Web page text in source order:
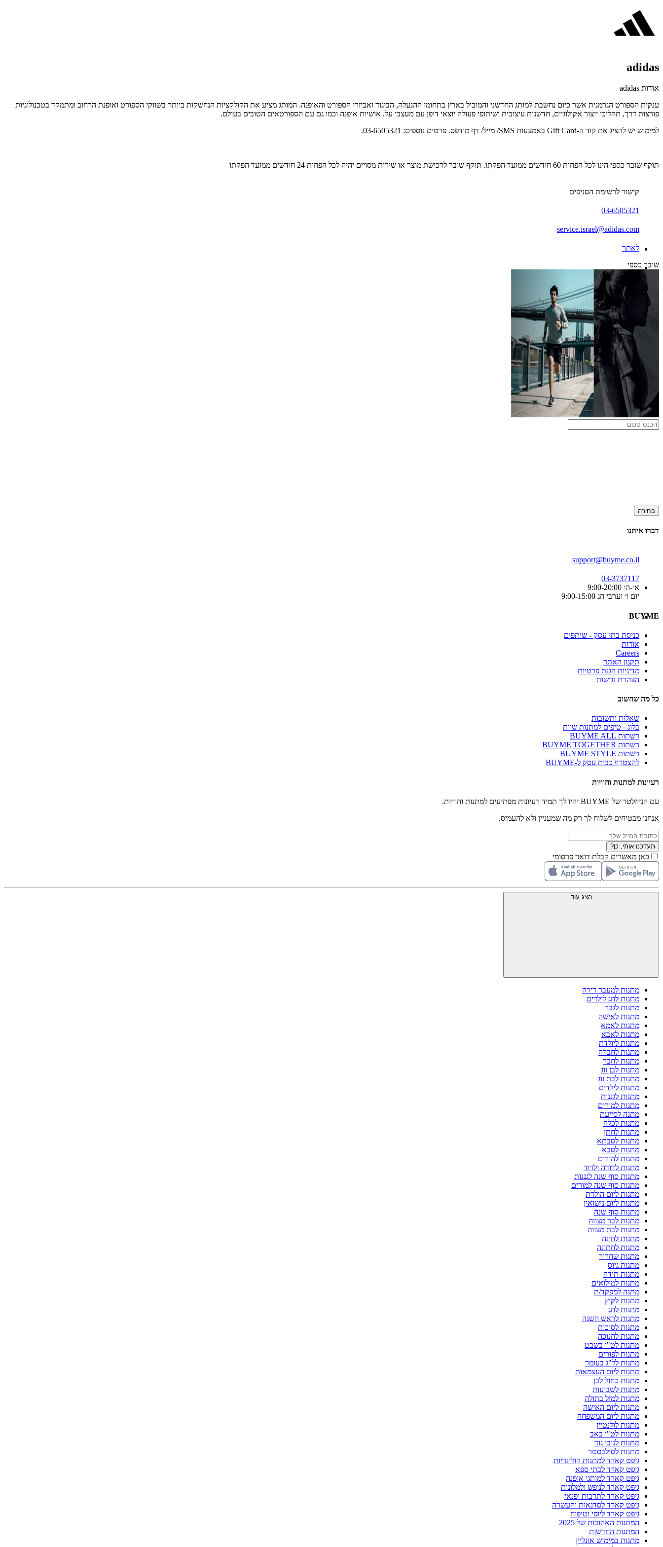
adidas
אודות adidas
ענקית הספורט הגרמנית אשר כיום נחשבת למותג החדשני והמוביל בארץ בתחומי ההנעלה, הביגוד ואביזרי הספורט והאופנה. המותג מציע את הקולקציות הנחשקות ביותר בשווקי הספורט ואופנת הרחוב ומתמקד בטכנולוגיות
פורצות דרך, תהליכי ייצור אקולוגיים, חדשנות עיצובית ושיתופי פעולה יוצאי דופן עם מעצבי על, אושיות אופנה וכמו גם עם הספורטאים הטובים בעולם.
למימוש יש להציג את קוד ה-Gift Card באמצעות SMS/ מייל/ דף מודפס. פרטים נוספים: 03-6505321.
תוקף שובר כספי הינו לכל הפחות 60 חודשים ממועד הפקתו. תוקף שובר לרכישת מוצר או שירות מסויים יהיה לכל הפחות 24 חודשים ממועד הפקתו
קישור לרשימת הסניפים
03-6505321
service.israel@adidas.com
לאתר
שובר כספי
בחירה
דברו איתנו
support@buyme.co.il
03-3737117
א׳-ה׳ 9:00-20:00
יום ו׳ וערבי חג 9:00-15:00
BUYME
כניסת בתי עסק - שותפים
אודות
Careers
תקנון האתר
מדיניות הגנת פרטיות
הצהרת נגישות
כל מה שחשוב
שאלות ותשובות
בלוג - טיפים למתנות שוות
רשתות BUYME ALL
רשתות BUYME TOGETHER
רשתות BUYME STYLE
להצטרף כבית עסק ל-BUYME
רעיונות למתנות וחוויות
עם הניוזלטר של BUYME יהיו לך תמיד רעיונות מפתיעים למתנות וחוויות.
אנחנו מבטיחים לשלוח לך רק מה שמעניין ולא להעמיס.
תעדכנו אותי, כן?
כאן מאשרים קבלת דואר פרסומי
הצג עוד
מתנות למעבר דירה
מתנות לחג לילדים
מתנות לגבר
מתנות לאישה
מתנות לאמא
מתנות לאבא
מתנות ליולדת
מתנות לחברה
מתנות לחבר
מתנות לבן זוג
מתנות לבת זוג
מתנות לילדים
מתנות לגננות
מתנות למורים
מתנה לסייעת
מתנות לכלה
מתנות לחתן
מתנות לסבתא
מתנות לסבא
מתנות להורים
מתנות לדודה ולדוד
מתנות סוף שנה לגננות
מתנות סוף שנה למורים
מתנות ליום הולדת
מתנות ליום נישואין
מתנות סוף שנה
מתנות לבר מצווה
מתנות לבת מצווה
מתנות לחינה
מתנות לחתונה
מתנות שחרור
מתנות גיוס
מתנות תודה
מתנות למילואים
מתנה למפקד/ת
מתנות לקיץ
מתנות לחג
מתנות לראש השנה
מתנות לסוכות
מתנות לחנוכה
מתנות לט"ו בשבט
מתנות לפורים
מתנות לל"ג בעומר
מתנות ליום העצמאות
מתנות כחול לבן
מתנות לשבועות
מתנות למזל בתולה
מתנות ליום האישה
מתנות ליום המשפחה
מתנות לולנטיין
מתנות לט"ו באב
מתנות לנובי גוד
מתנות לסילבסטר
גיפט קארד למתנות קולינריות
גיפט קארד לבתי ספא
גיפט קארד למותגי אופנה
גיפט קארד לנופש ולמלונות
גיפט קארד לתרבות ופנאי
גיפט קארד לסדנאות והעשרה
גיפט קארד ליופי וטיפוח
המתנות האהובות של 2025
המתנות החדשות
מתנות במימוש אונליין